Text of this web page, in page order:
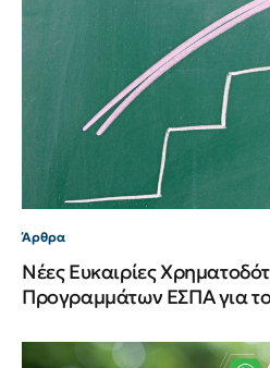
Άρθρα
Νέες Ευκαιρίες
Προγραμμάτων ΕΣΠΑ για